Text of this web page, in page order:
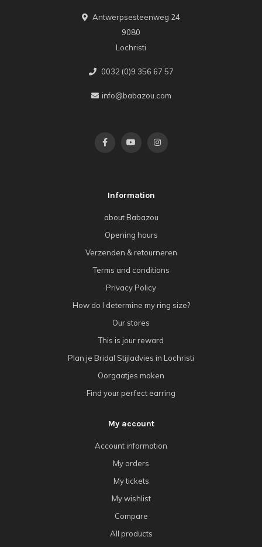
Antwerpsesteenweg 24
9080
Lochristi
0032 (0)9 356 67 57
info@babazou.com
Information
about Babazou
Opening hours
Verzenden & retourneren
Terms and conditions
Privacy Policy
How do I determine my ring size?
Our stores
This is jour reward
Plan je Bridal Stijladvies in Lochristi
Oorgaatjes maken
Find your perfect earring
My account
Account information
My orders
My tickets
My wishlist
Compare
All products